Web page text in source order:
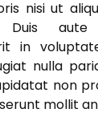
nisi ut
Duis
in
nulla
non
mollit